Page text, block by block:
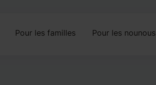
Pour les familles Pour les nounous